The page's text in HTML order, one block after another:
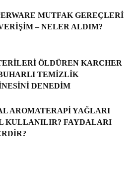
MUTFAK GEREÇLERI
– NELER ALDIM?
ÖLDÜREN KARCHER
TEMIZLIK
DENEDIM
AROMATERAPI YAĞLARI
KULLANILIR? FAYDALARI